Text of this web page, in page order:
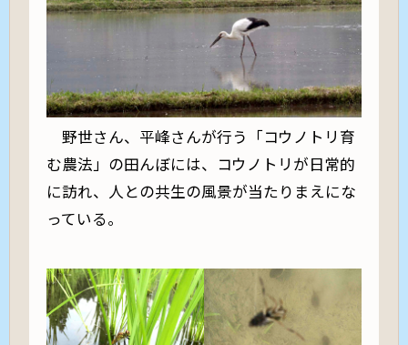
野世さん、平峰さんが行う「コウノトリ育
む農法」の田んぼには、コウノトリが日常的
に訪れ、人との共生の風景が当たりまえにな
っている。